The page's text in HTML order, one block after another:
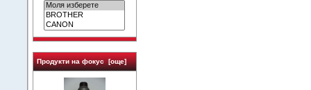
Продукти на фокус [още]